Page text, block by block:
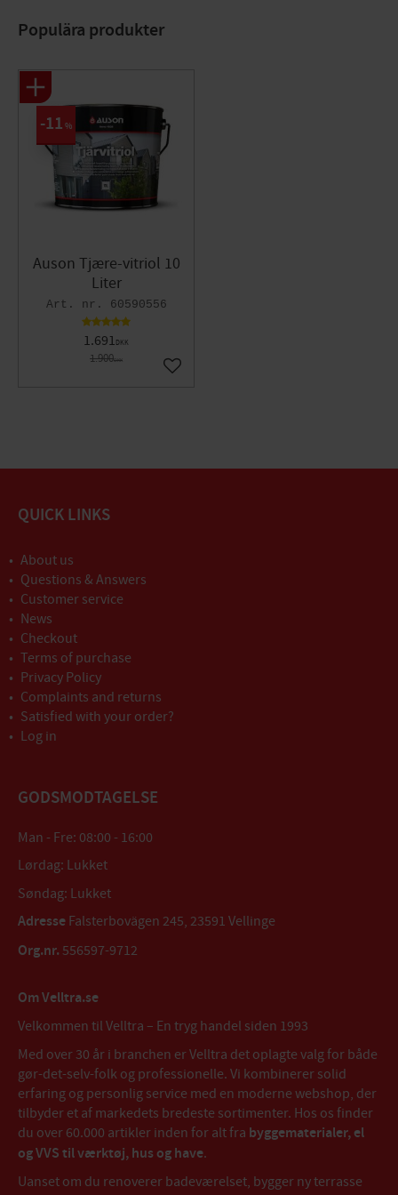
Populära produkter
Auson Tjære-vitriol 10
Liter
60590556
1.691DKK
1.900DKK
11 %
Gem som favorit
QUICK LINKS
About us
Questions & Answers
Customer service
News
Checkout
Terms of purchase
Privacy Policy
Complaints and returns
Satisfied with your order?
Log in
GODSMODTAGELSE
Man - Fre: 08:00 - 16:00
Lørdag: Lukket
Søndag: Lukket
Adresse Falsterbovägen 245, 23591 Vellinge
Org.nr. 556597-9712
Om Velltra.se
Velkommen til Velltra – En tryg handel siden 1993
Med over 30 år i branchen er Velltra det oplagte valg for både
gør-det-selv-folk og professionelle. Vi kombinerer solid
erfaring og personlig service med en moderne webshop, der
tilbyder et af markedets bredeste sortimenter. Hos os finder
du over 60.000 artikler inden for alt fra byggematerialer, el
og VVS til værktøj, hus og have.
Uanset om du renoverer badeværelset, bygger ny terrasse